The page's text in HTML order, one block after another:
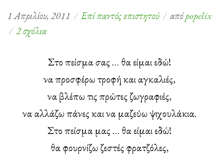
1 Απριλίου, 2011 Επί παντός επιστητού απόpopelix
2 σχόλιαστο
popelix
και
μούσα
Καλλιόπη!
Στο πείσμα σας … θα είμαι εδώ!
να προσφέρω τροφή και αγκαλιές,
να βλέπω τις πρώτες ζωγραφιές,
να αλλάζω πάνες και να μαζεύω ψιχουλάκια.
Στο πείσμα μας … θα είμαι εδώ!
θα φουρνίζω ζεστές φρατζόλες,